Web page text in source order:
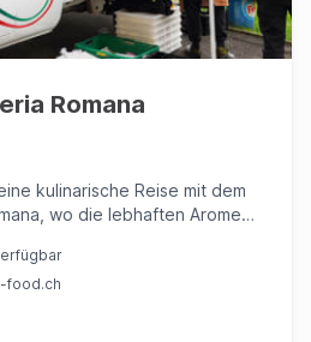
Romana
kulinarische Reise mit dem
wo die lebhaften Aromen
food.ch